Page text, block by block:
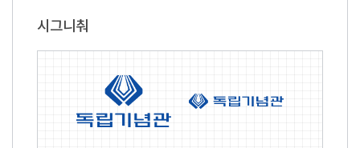
시그니춰